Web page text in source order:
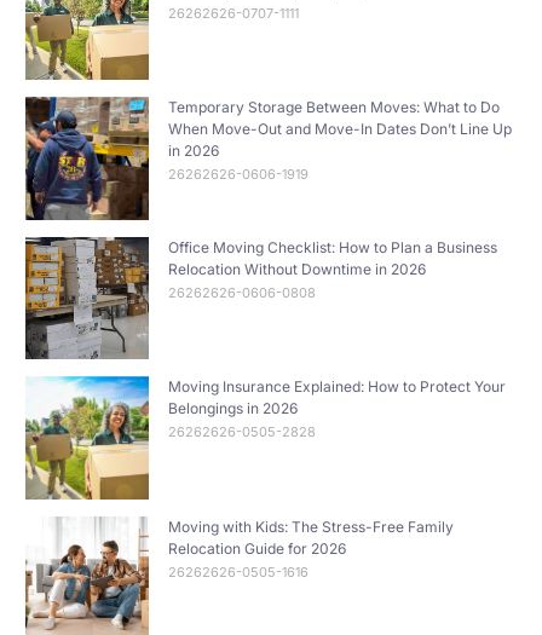
26262626-0707-1111
Temporary Storage Between Moves: What to Do
When Move-Out and Move-In Dates Don’t Line Up
in 2026
26262626-0606-1919
Office Moving Checklist: How to Plan a Business
Relocation Without Downtime in 2026
26262626-0606-0808
Moving Insurance Explained: How to Protect Your
Belongings in 2026
26262626-0505-2828
Moving with Kids: The Stress-Free Family
Relocation Guide for 2026
26262626-0505-1616